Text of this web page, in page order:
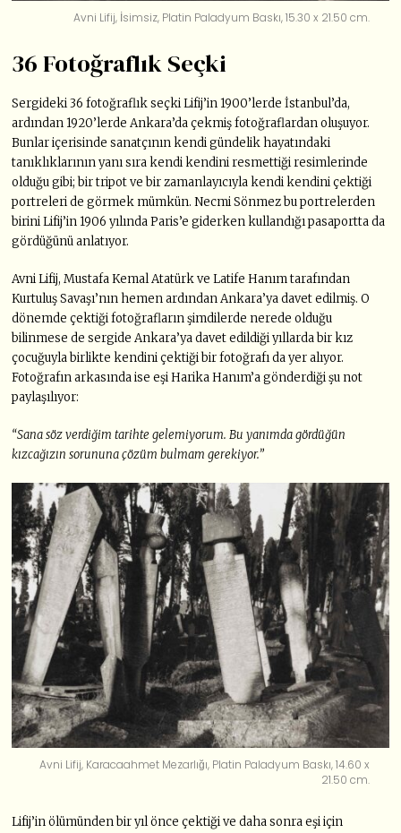
Avni Lifij, İsimsiz, Platin Paladyum Baskı, 15.30 x 21.50 cm.
36 Fotoğraflık Seçki
Sergideki 36 fotoğraflık seçki Lifij’in 1900’lerde İstanbul’da,
ardından 1920’lerde Ankara’da çekmiş fotoğraflardan oluşuyor.
Bunlar içerisinde sanatçının kendi gündelik hayatındaki
tanıklıklarının yanı sıra kendi kendini resmettiği resimlerinde
olduğu gibi; bir tripot ve bir zamanlayıcıyla kendi kendini çektiği
portreleri de görmek mümkün. Necmi Sönmez bu portrelerden
birini Lifij’in 1906 yılında Paris’e giderken kullandığı pasaportta da
gördüğünü anlatıyor.
Avni Lifij, Mustafa Kemal Atatürk ve Latife Hanım tarafından
Kurtuluş Savaşı’nın hemen ardından Ankara’ya davet edilmiş. O
dönemde çektiği fotoğrafların şimdilerde nerede olduğu
bilinmese de sergide Ankara’ya davet edildiği yıllarda bir kız
çocuğuyla birlikte kendini çektiği bir fotoğrafı da yer alıyor.
Fotoğrafın arkasında ise eşi Harika Hanım’a gönderdiği şu not
paylaşılıyor:
“Sana söz verdiğim tarihte gelemiyorum. Bu yanımda gördüğün
kızcağızın sorununa çözüm bulmam gerekiyor.”
Avni Lifij, Karacaahmet Mezarlığı, Platin Paladyum Baskı, 14.60 x
21.50 cm.
Lifij’in ölümünden bir yıl önce çektiği ve daha sonra eşi için